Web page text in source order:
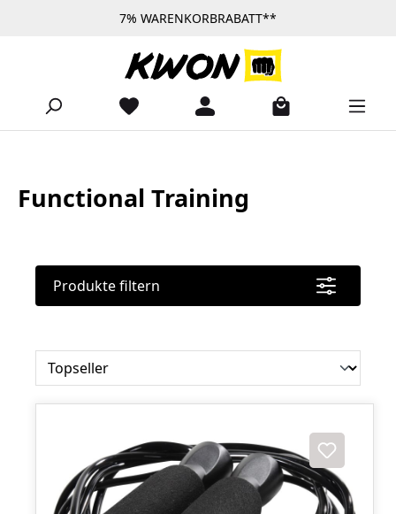
Zum Hauptinhalt springen7% WARENKORBRABATT**
Functional Training
Produkte filtern